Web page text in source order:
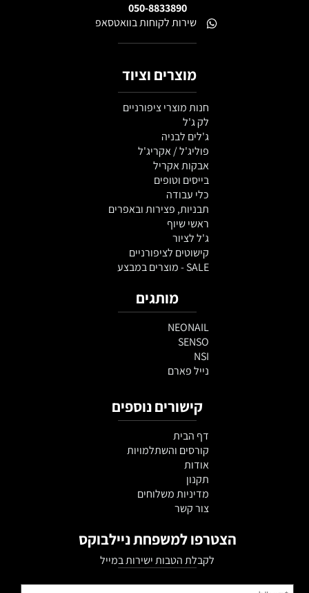
050-8833890
שירות לקוחות בוואטסאפ
מוצרים וציוד
חנות מוצרי ציפורניים
לק ג'ל
ג'לים לבניה
פוליג'ל / אקריג'ל
אבקות אקריל
בייסים וטופים
כלי עבודה
תבניות, פצירות ובאפרים
ראשי שיוף
ג'ל לציור
קישוטים לציפורניים
SALE - מוצרים במבצע
מותגים
NEONAIL
SENSO
NSI
נייל פארם
קישורים נוספים
דף הבית
קורסים והשתלמויות
אודות
תקנון
מדיניות משלוחים
צור קשר
הצטרפו למשפחת ניילבוקס
לקבלת הטבות ישירות במייל